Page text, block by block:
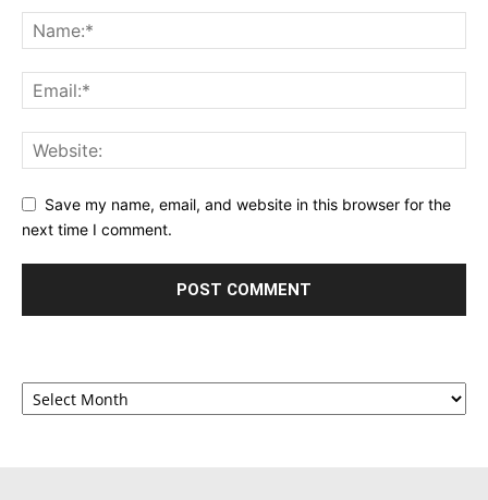
Save my name, email, and website in this browser for the
next time I comment.
Archives